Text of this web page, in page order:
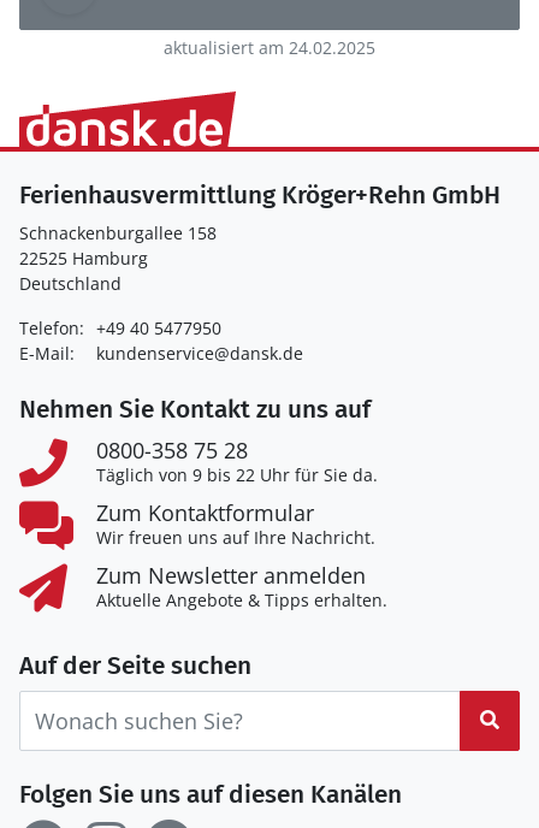
aktualisiert am 24.02.2025
Ferienhausvermittlung Kröger+Rehn GmbH
Schnackenburgallee 158
22525 Hamburg
Deutschland
Telefon: +49 40 5477950
E-Mail:
kundenservice@dansk.de
Nehmen Sie Kontakt zu uns auf
0800-358 75 28
Täglich von 9 bis 22 Uhr für Sie da.
Zum Kontaktformular
Wir freuen uns auf Ihre Nachricht.
Zum Newsletter anmelden
Aktuelle Angebote & Tipps erhalten.
Auf der Seite suchen
Folgen Sie uns auf diesen Kanälen